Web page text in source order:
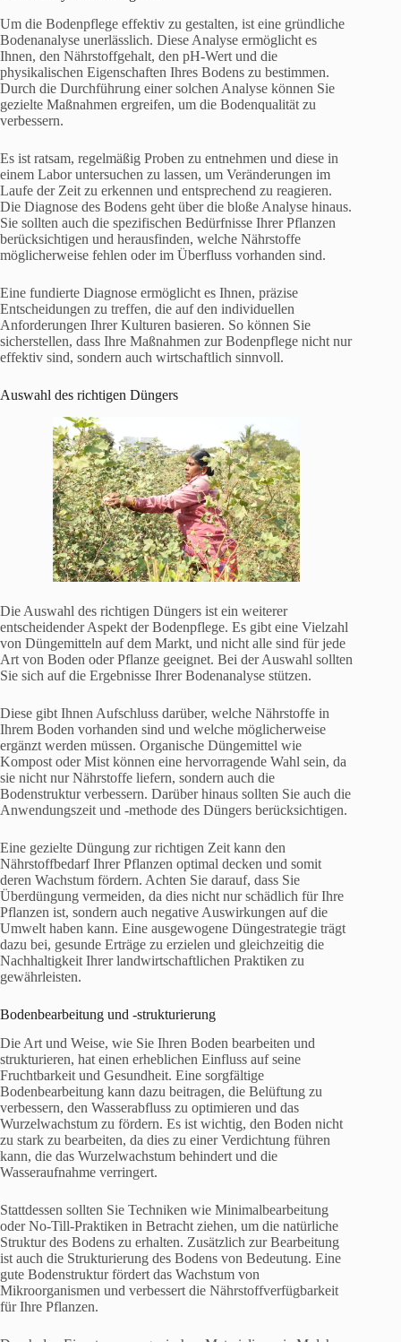
Um die Bodenpflege effektiv zu gestalten, ist eine gründliche
Bodenanalyse unerlässlich. Diese Analyse ermöglicht es
Ihnen, den Nährstoffgehalt, den pH-Wert und die
physikalischen Eigenschaften Ihres Bodens zu bestimmen.
Durch die Durchführung einer solchen Analyse können Sie
gezielte Maßnahmen ergreifen, um die Bodenqualität zu
verbessern.
Es ist ratsam, regelmäßig Proben zu entnehmen und diese in
einem Labor untersuchen zu lassen, um Veränderungen im
Laufe der Zeit zu erkennen und entsprechend zu reagieren.
Die Diagnose des Bodens geht über die bloße Analyse hinaus.
Sie sollten auch die spezifischen Bedürfnisse Ihrer Pflanzen
berücksichtigen und herausfinden, welche Nährstoffe
möglicherweise fehlen oder im Überfluss vorhanden sind.
Eine fundierte Diagnose ermöglicht es Ihnen, präzise
Entscheidungen zu treffen, die auf den individuellen
Anforderungen Ihrer Kulturen basieren. So können Sie
sicherstellen, dass Ihre Maßnahmen zur Bodenpflege nicht nur
effektiv sind, sondern auch wirtschaftlich sinnvoll.
Auswahl des richtigen Düngers
Die Auswahl des richtigen Düngers ist ein weiterer
entscheidender Aspekt der Bodenpflege. Es gibt eine Vielzahl
von Düngemitteln auf dem Markt, und nicht alle sind für jede
Art von Boden oder Pflanze geeignet. Bei der Auswahl sollten
Sie sich auf die Ergebnisse Ihrer Bodenanalyse stützen.
Diese gibt Ihnen Aufschluss darüber, welche Nährstoffe in
Ihrem Boden vorhanden sind und welche möglicherweise
ergänzt werden müssen. Organische Düngemittel wie
Kompost oder Mist können eine hervorragende Wahl sein, da
sie nicht nur Nährstoffe liefern, sondern auch die
Bodenstruktur verbessern. Darüber hinaus sollten Sie auch die
Anwendungszeit und -methode des Düngers berücksichtigen.
Eine gezielte Düngung zur richtigen Zeit kann den
Nährstoffbedarf Ihrer Pflanzen optimal decken und somit
deren Wachstum fördern. Achten Sie darauf, dass Sie
Überdüngung vermeiden, da dies nicht nur schädlich für Ihre
Pflanzen ist, sondern auch negative Auswirkungen auf die
Umwelt haben kann. Eine ausgewogene Düngestrategie trägt
dazu bei, gesunde Erträge zu erzielen und gleichzeitig die
Nachhaltigkeit Ihrer landwirtschaftlichen Praktiken zu
gewährleisten.
Bodenbearbeitung und -strukturierung
Die Art und Weise, wie Sie Ihren Boden bearbeiten und
strukturieren, hat einen erheblichen Einfluss auf seine
Fruchtbarkeit und Gesundheit. Eine sorgfältige
Bodenbearbeitung kann dazu beitragen, die Belüftung zu
verbessern, den Wasserabfluss zu optimieren und das
Wurzelwachstum zu fördern. Es ist wichtig, den Boden nicht
zu stark zu bearbeiten, da dies zu einer Verdichtung führen
kann, die das Wurzelwachstum behindert und die
Wasseraufnahme verringert.
Stattdessen sollten Sie Techniken wie Minimalbearbeitung
oder No-Till-Praktiken in Betracht ziehen, um die natürliche
Struktur des Bodens zu erhalten. Zusätzlich zur Bearbeitung
ist auch die Strukturierung des Bodens von Bedeutung. Eine
gute Bodenstruktur fördert das Wachstum von
Mikroorganismen und verbessert die Nährstoffverfügbarkeit
für Ihre Pflanzen.